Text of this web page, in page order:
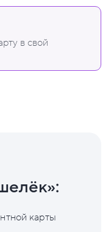
в свой
карты